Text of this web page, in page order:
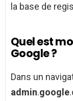
la base de
Quel est
Google ?
Dans un
admin.google